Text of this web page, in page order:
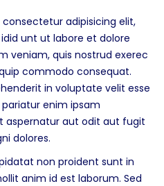
adipisicing elit,
unt ut labore et dolore
veniam, quis nostrud exerec
commodo consequat.
in voluptate velit esse
enim ipsam
aspernatur aut odit aut fugit
dolores.
non proident sunt in
anim id est laborum. Sed